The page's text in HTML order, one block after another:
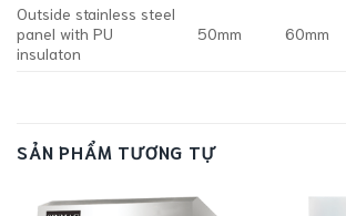
Outside stainless steel
panel with PU
insulaton
50mm 60mm
SẢN PHẨM TƯƠNG TỰ